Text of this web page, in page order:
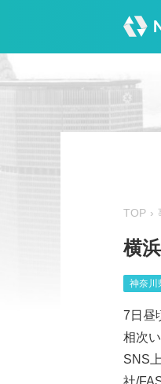
TOP
横
神奈川
7日昼
相次い
SNS
社/